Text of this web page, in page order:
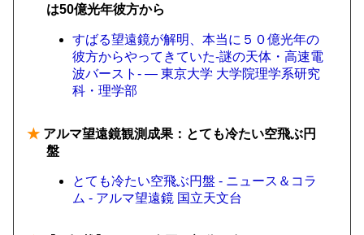
は50億光年彼方から
すばる望遠鏡が解明、本当に５０億光年の
彼方からやってきていた‐謎の天体・高速電
波バースト‐ — 東京大学 大学院理学系研究
科・理学部
★ アルマ望遠鏡観測成果：とても冷たい空飛ぶ円
盤
とても冷たい空飛ぶ円盤 - ニュース＆コラ
ム - アルマ望遠鏡 国立天文台